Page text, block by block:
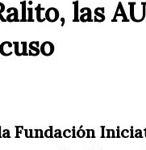
las
Fundación